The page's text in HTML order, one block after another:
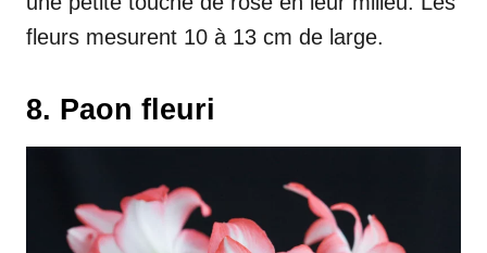
fleurs mesurent 10 à 13 cm de large.
8. Paon fleuri